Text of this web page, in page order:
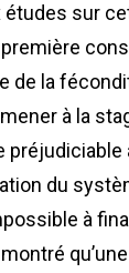
études sur
de la
à la
préjudiciable
du
à